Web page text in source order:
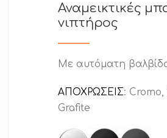
Αναμεικτικές
νιπτήρος
Με αυτόματη
ΑΠΟΧΡΩΣΕΙΣ:
Grafite